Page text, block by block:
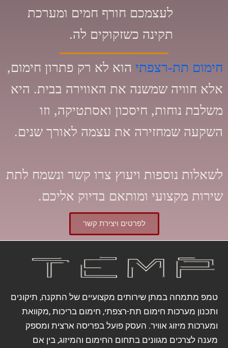
לעצמכם חורף חמים ומערכת
תקינה כשזקוקים לה.
חימום תת-רצפתי הוא לא רק פתרון חימום,
אלא חוויה שמשנה את האווירה בבית. היא
משלבת נוחות, חיסכון ואסתטיקה, וזו
השקעה שמחזירה את עצמה לאורך שנים.
לשאלות נוספות ויעוץ צרו קשר ונשמח לתת
שירות מקצועי ומותאם בדיוק אליכם.
לפרטים ויצירת קשר
טמפ מתמחה במתן שירותים מקצועיים של התקנה, תיקונים
ותכנון מערכות חימום תת-רצפתי, חימום בריכות ,מקוואת
ומערכות מיזוג אוויר. העסק פועל בפריסה ארצית ומספק
מענה לצרכים מגוונים בתחום החימום והמיזוג, בין אם